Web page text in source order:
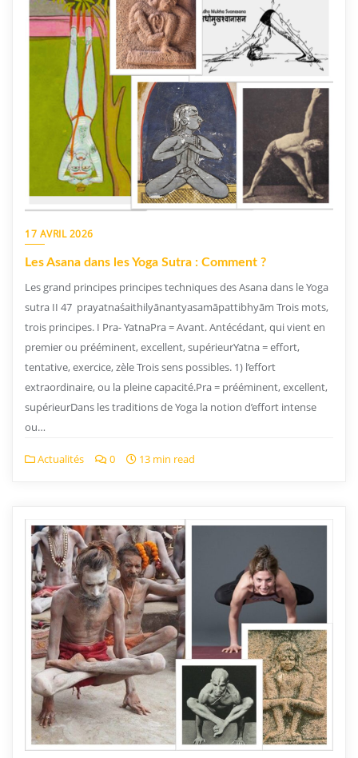
17 AVRIL 2026
Les Asana dans les Yoga Sutra : Comment ?
Les grand principes principes techniques des Asana dans le Yoga
sutra II 47 prayatnaśaithilyānantyasamāpattibhyām Trois mots,
trois principes. I Pra- YatnaPra = Avant. Antécédant, qui vient en
premier ou prééminent, excellent, supérieurYatna = effort,
tentative, exercice, zèle Trois sens possibles. 1) l’effort
extraordinaire, ou la pleine capacité.Pra = prééminent, excellent,
supérieurDans les traditions de Yoga la notion d’effort intense
ou…
Actualités 0 13 min read